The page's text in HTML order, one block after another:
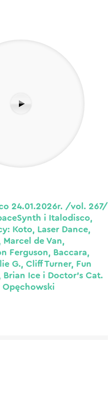
24.01.2026r. /vol. 267/
i Italodisco,
Koto, Laser Dance,
de Van,
Ferguson, Baccara,
G., Cliff Turner, Fun
Brian Ice i Doctor’s Cat.
Opęchowski